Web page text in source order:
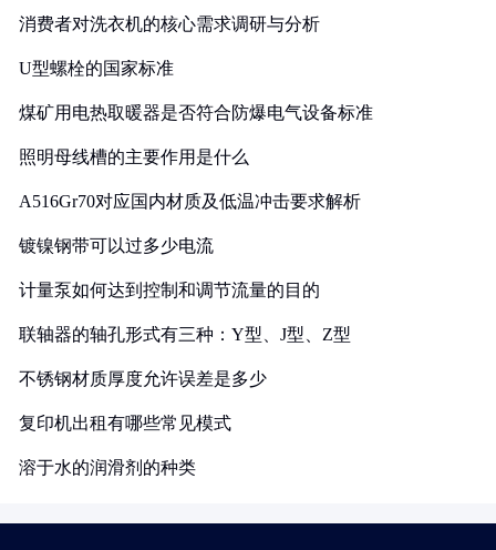
消费者对洗衣机的核心需求调研与分析
U型螺栓的国家标准
煤矿用电热取暖器是否符合防爆电气设备标准
照明母线槽的主要作用是什么
A516Gr70对应国内材质及低温冲击要求解析
镀镍钢带可以过多少电流
计量泵如何达到控制和调节流量的目的
联轴器的轴孔形式有三种：Y型、J型、Z型
不锈钢材质厚度允许误差是多少
复印机出租有哪些常见模式
溶于水的润滑剂的种类